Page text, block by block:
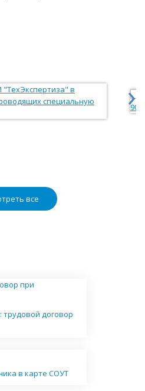
›
все
договор
в карте СОУТ